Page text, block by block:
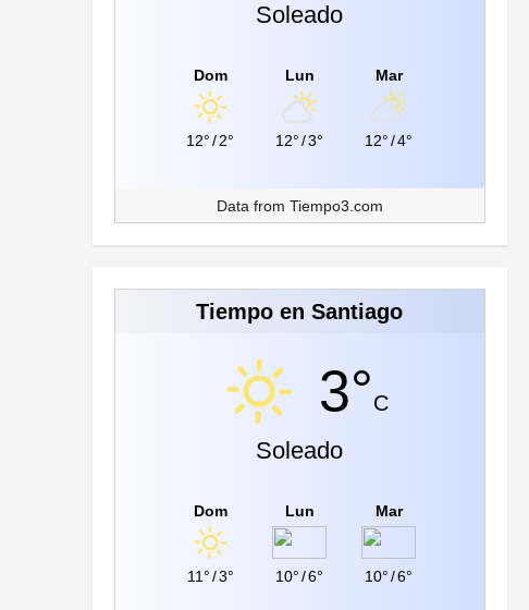
Soleado
Dom
12° /2°
Lun
12° /3°
Mar
12° /4°
Data from Tiempo3.com
Tiempo en Santiago
3°C
Soleado
Dom
11°/3°
Lun
10° /6°
Mar
10° /6°